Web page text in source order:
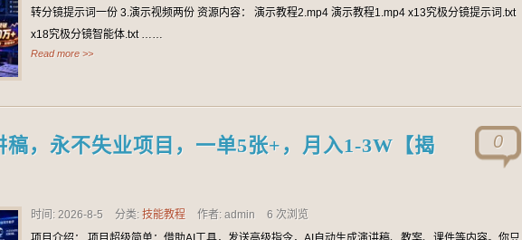
转分镜提示词一份 3.演示视频两份 资源内容： 演示教程2.mp4 演示教程1.mp4 x13究极分镜提示词.txt
x18究极分镜智能体.txt ……
Read more >>
，永不失业项目，一单5张+，月入1-3W【揭
时间: 2026-8-5 分类: 技能教程 作者: admin
6 次浏览
0